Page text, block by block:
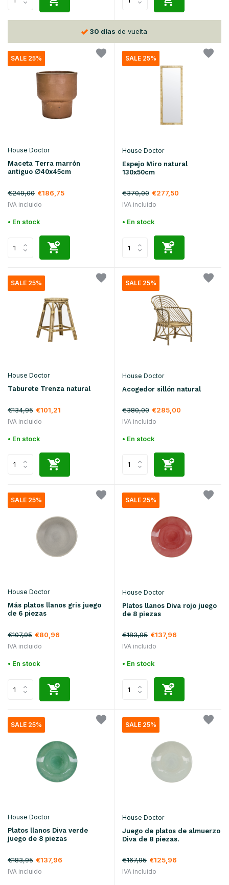
30 días de vuelta
SALE 25%
House Doctor
Maceta Terra marrón
antiguo ∅40x45cm
€249,00 €186,75
IVA incluido
• En stock
SALE 25%
House Doctor
Espejo Miro natural
130x50cm
€370,00 €277,50
IVA incluido
• En stock
SALE 25%
House Doctor
Taburete Trenza natural
€134,95 €101,21
IVA incluido
• En stock
SALE 25%
House Doctor
Acogedor sillón natural
€380,00 €285,00
IVA incluido
• En stock
SALE 25%
House Doctor
Más platos llanos gris juego
de 6 piezas
€107,95 €80,96
IVA incluido
• En stock
SALE 25%
House Doctor
Platos llanos Diva rojo juego
de 8 piezas
€183,95 €137,96
IVA incluido
• En stock
SALE 25%
House Doctor
Platos llanos Diva verde
juego de 8 piezas
€183,95 €137,96
IVA incluido
SALE 25%
House Doctor
Juego de platos de almuerzo
Diva de 8 piezas.
€167,95 €125,96
IVA incluido